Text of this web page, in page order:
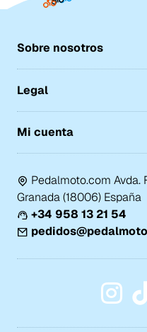
Sobre nosotros
Legal
Mi cuenta
Pedalmoto.com Avda.
Granada (18006) España
+34 958 13 21 54